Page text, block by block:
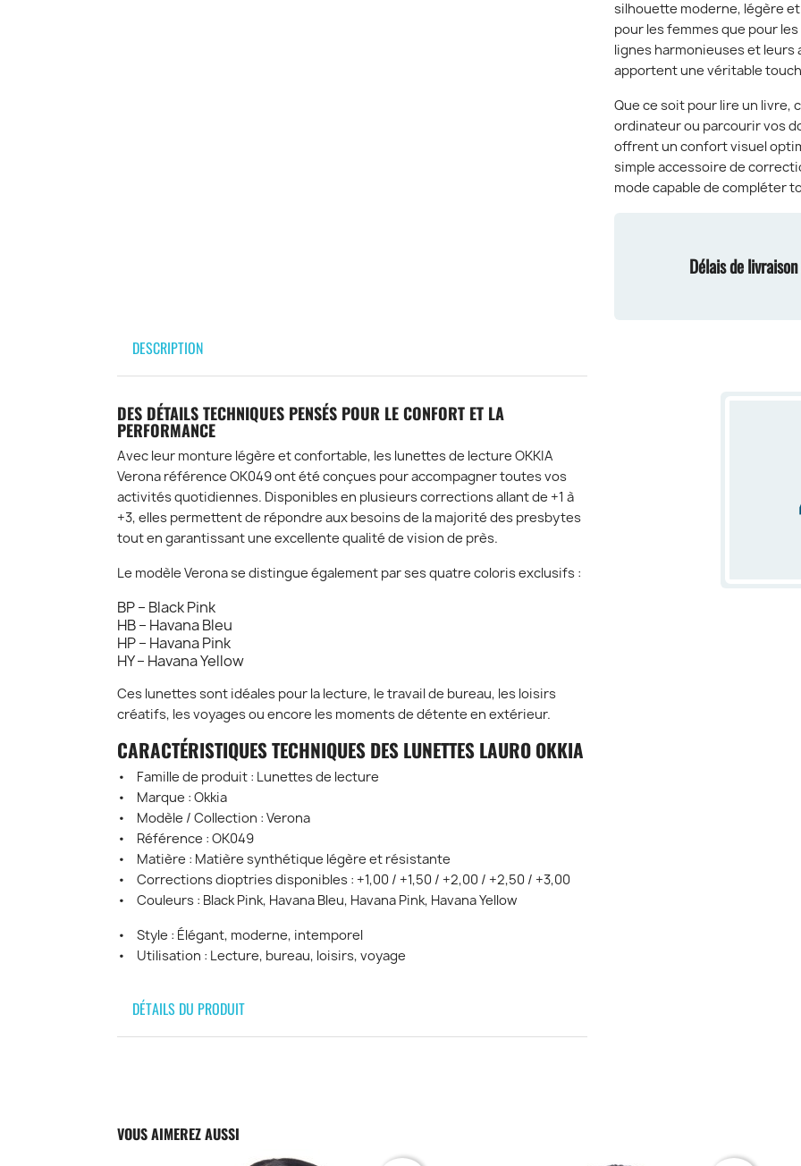
silhouette moderne, légère
pour les femmes que pour
lignes harmonieuses et
apportent une véritable
Que ce soit pour lire un
ordinateur ou parcourir vos
offrent un confort visuel
simple accessoire de
mode capable de compléter
Délais de
DESCRIPTION
DES DÉTAILS TECHNIQUES PENSÉS POUR LE CONFORT ET LA
PERFORMANCE
Avec leur monture légère et confortable, les lunettes de lecture OKKIA
Verona référence OK049 ont été conçues pour accompagner toutes vos
activités quotidiennes. Disponibles en plusieurs corrections allant de +1 à
+3, elles permettent de répondre aux besoins de la majorité des presbytes
tout en garantissant une excellente qualité de vision de près.
Le modèle Verona se distingue également par ses quatre coloris exclusifs :
BP – Black Pink
HB – Havana Bleu
HP – Havana Pink
HY – Havana Yellow
Ces lunettes sont idéales pour la lecture, le travail de bureau, les loisirs
créatifs, les voyages ou encore les moments de détente en extérieur.
CARACTÉRISTIQUES TECHNIQUES DES LUNETTES LAURO OKKIA
• Famille de produit : Lunettes de lecture
• Marque : Okkia
• Modèle / Collection : Verona
• Référence : OK049
• Matière : Matière synthétique légère et résistante
• Corrections dioptries disponibles : +1,00 / +1,50 / +2,00 / +2,50 / +3,00
• Couleurs : Black Pink, Havana Bleu, Havana Pink, Havana Yellow
• Style : Élégant, moderne, intemporel
• Utilisation : Lecture, bureau, loisirs, voyage
DÉTAILS DU PRODUIT
VOUS AIMEREZ AUSSI